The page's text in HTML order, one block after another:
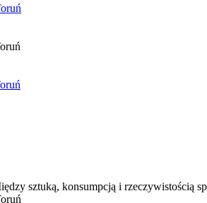
sztuką, konsumpcją i rzeczywistością